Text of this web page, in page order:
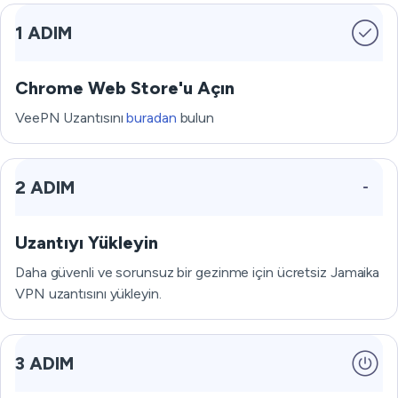
1 ADIM
Chrome Web Store'u Açın
VeePN Uzantısınıburadan bulun
2 ADIM
Uzantıyı Yükleyin
Daha güvenli ve sorunsuz bir gezinme için ücretsiz Jamaika
VPN uzantısını yükleyin.
3 ADIM